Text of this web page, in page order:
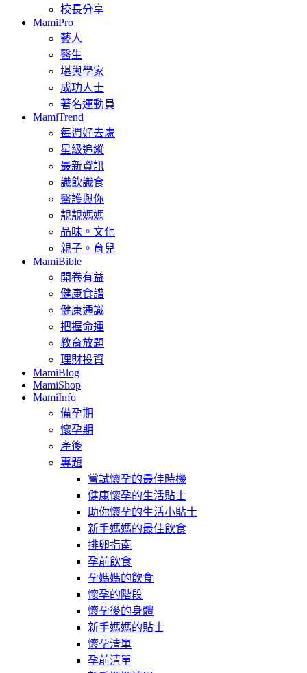
校長分享
MamiPro
藝人
醫生
堪輿學家
成功人士
著名運動員
MamiTrend
每週好去處
星級追縱
最新資訊
識飲識食
醫護與你
靚靚媽媽
品味。文化
親子。育兒
MamiBible
開卷有益
健康食譜
健康通識
把握命運
教育放題
理財投資
MamiBlog
MamiShop
MamiInfo
備孕期
懷孕期
產後
專題
嘗試懷孕的最佳時機
健康懷孕的生活貼士
助你懷孕的生活小貼士
新手媽媽的最佳飲食
排卵指南
孕前飲食
孕媽媽的飲食
懷孕的階段
懷孕後的身體
新手媽媽的貼士
懷孕清單
孕前清單